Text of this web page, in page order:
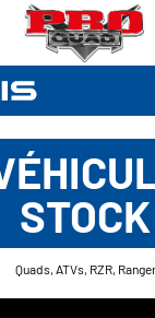
STOCK
Quads, ATVs, RZR, Ranger